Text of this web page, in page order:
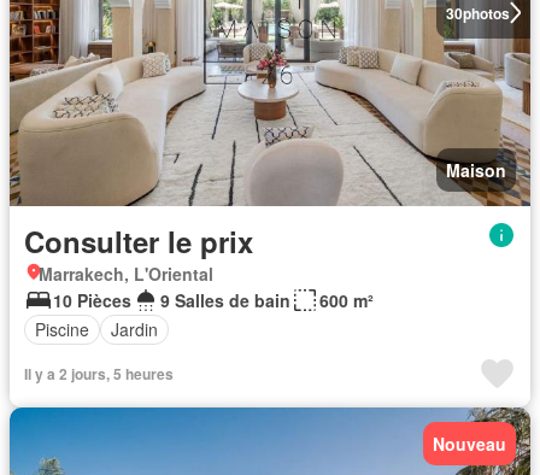
30photos
Maison
Consulter le prix
Marrakech, L'Oriental
10 Pièces
9 Salles de bain
600 m²
Piscine
Jardin
Il y a 2 jours, 5 heures
Nouveau